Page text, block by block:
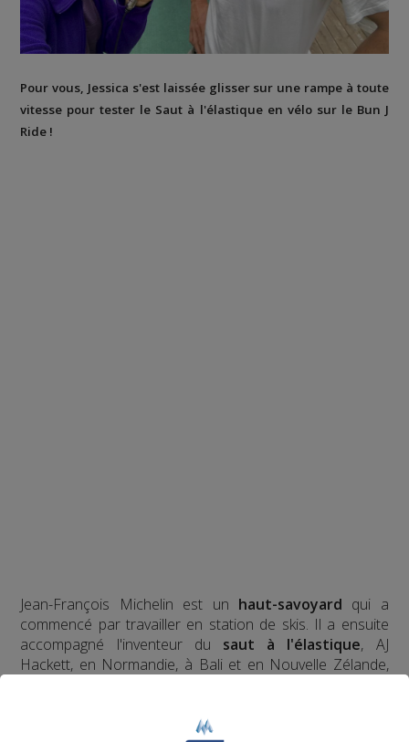
Pour vous, Jessica s'est laissée glisser sur une rampe à toute
vitesse pour tester le Saut à l'élastique en vélo sur le Bun J
Ride !
Jean-François Michelin est un haut-savoyard qui a
commencé par travailler en station de skis. Il a ensuite
accompagné l'inventeur du saut à l'élastique, AJ
Hackett, en Normandie, à Bali et en Nouvelle Zélande,
en 2009.